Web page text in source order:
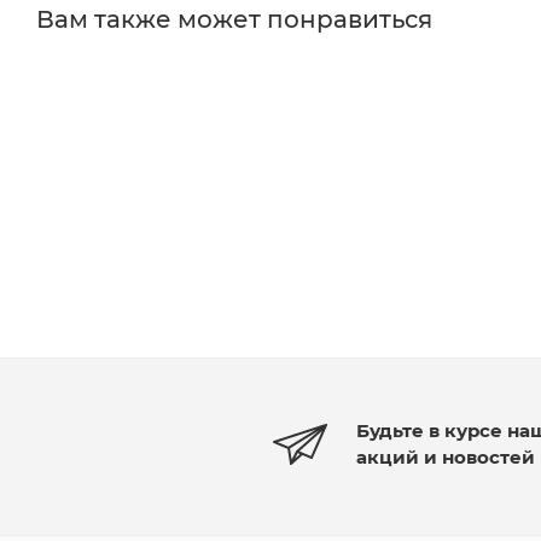
Вам также может понравиться
Будьте в курсе
акций и новостей